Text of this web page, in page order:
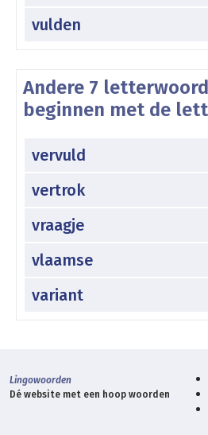
vulden
Andere 7
beginnen met de
vervuld
vertrok
vraagje
vlaamse
variant
Lingowoorden
Dé website met een hoop woorden